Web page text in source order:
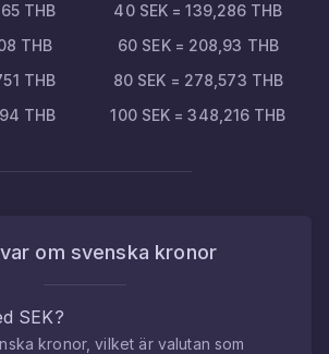
THB 40 SEK =139,286 THB
THB 60 SEK= 208,93 THB
THB 80 SEK = 278,573 THB
THB 100 SEK =348,216 THB
om svenska kronor
SEK?
kronor, vilket är valutan som